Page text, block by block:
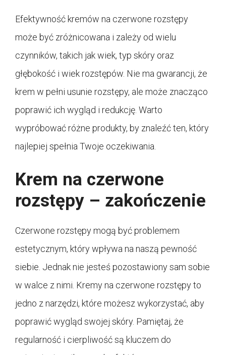
Efektywność kremów na czerwone rozstępy
może być zróżnicowana i zależy od wielu
czynników, takich jak wiek, typ skóry oraz
głębokość i wiek rozstępów. Nie ma gwarancji, że
krem w pełni usunie rozstępy, ale może znacząco
poprawić ich wygląd i redukcję. Warto
wypróbować różne produkty, by znaleźć ten, który
najlepiej spełnia Twoje oczekiwania.
Krem na czerwone
rozstępy – zakończenie
Czerwone rozstępy mogą być problemem
estetycznym, który wpływa na naszą pewność
siebie. Jednak nie jesteś pozostawiony sam sobie
w walce z nimi. Kremy na czerwone rozstępy to
jedno z narzędzi, które możesz wykorzystać, aby
poprawić wygląd swojej skóry. Pamiętaj, że
regularność i cierpliwość są kluczem do